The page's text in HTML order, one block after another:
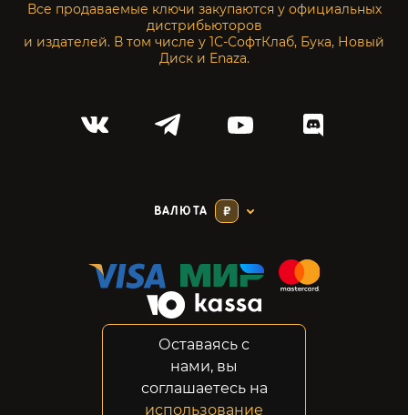
Все продаваемые ключи закупаются у официальных
дистрибьюторов
и издателей. В том числе у 1С-СофтКлаб, Бука, Новый
Диск и Enaza.
ВАЛЮТА ₽
Конфиденциальность
Возвраты
Правовая информация
Оставаясь с
нами, вы
соглашаетесь на
использование